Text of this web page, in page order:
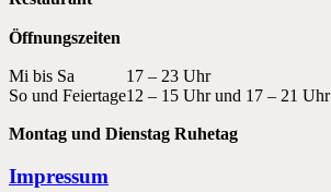
Öffnungszeiten
Mi bis Sa
17 – 23 Uhr
So und Feiertage12 – 15 Uhr und 17 – 21 Uhr
Montag und Dienstag Ruhetag
Impressum